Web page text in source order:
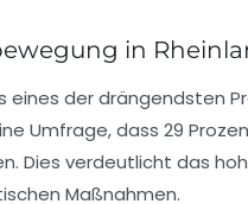
in
eines der drängendsten
Umfrage, dass 29
Dies verdeutlicht das
Maßnahmen.